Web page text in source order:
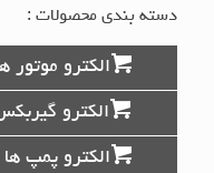
دسته بندی محصولات :
الکترو موتور
الکترو
الکترو پمپ